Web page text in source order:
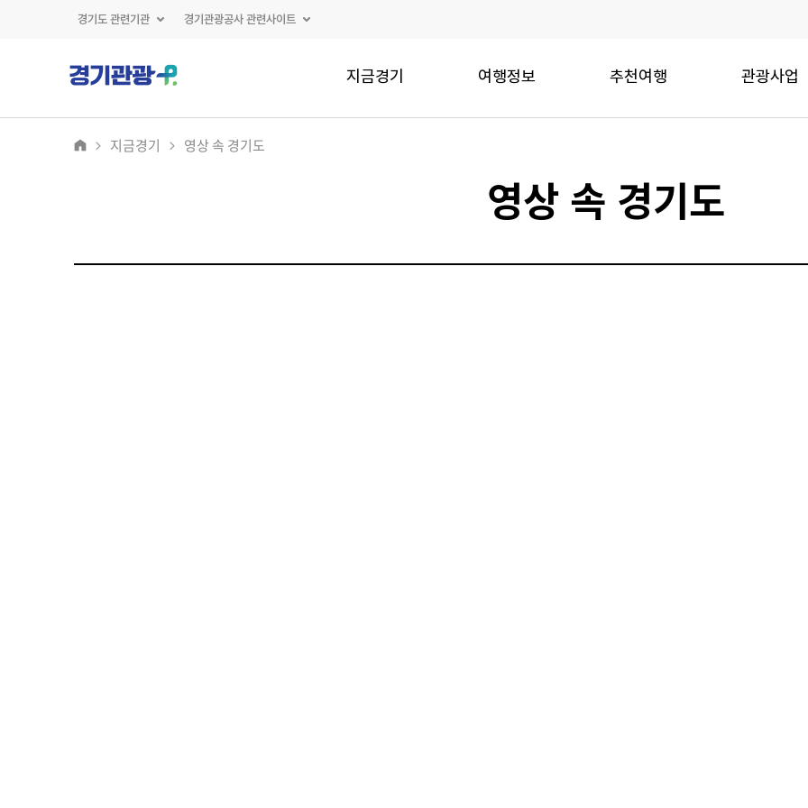
경기도 관련기관 경기관광공사 관련사이트
지금경기 여행정보 추천여행 관광사업
지금경기 영상 속 경기도
영상 속 경기도